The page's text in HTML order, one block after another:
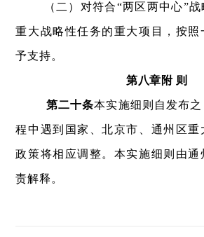
（二）对符合“两区两中心”
重大战略性任务的重大项目，按照
予支持。
第八章附 则
第二十条本实施细则自发布
程中遇到国家、北京市、通州区重
政策将相应调整。本实施细则由通
责解释。